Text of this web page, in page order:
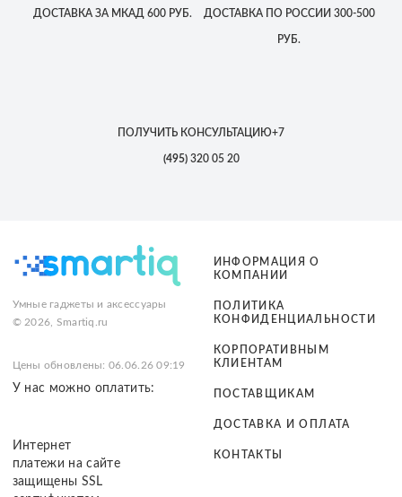
ДОСТАВКА ЗА МКАД 600 РУБ. ДОСТАВКАПО РОССИИ 300-500
РУБ.
ПОЛУЧИТЬ КОНСУЛЬТАЦИЮ+7
(495)320 05 20
Умные гаджеты и аксессуары
© 2026, Smartiq.ru
Цены обновлены: 06.06.26 09:19
У нас можно оплатить:
Интернет
платежи на сайте
защищены SSL
ИНФОРМАЦИЯ О
КОМПАНИИ
ПОЛИТИКА
КОНФИДЕНЦИАЛЬНОСТИ
КОРПОРАТИВНЫМ
КЛИЕНТАМ
ПОСТАВЩИКАМ
ДОСТАВКА И ОПЛАТА
КОНТАКТЫ